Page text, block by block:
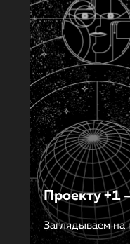
Проекту +1
Заглядываем на